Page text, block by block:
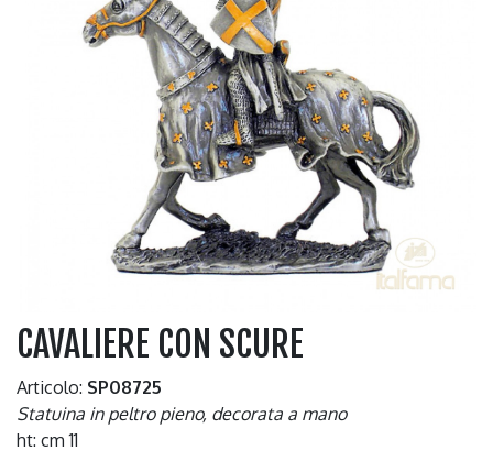
CAVALIERE CON SCURE
Articolo: SP08725
Statuina in peltro pieno, decorata a mano
ht: cm 11